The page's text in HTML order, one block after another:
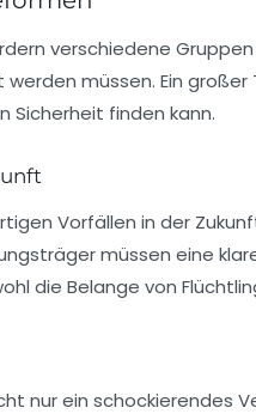
verschiedene
müssen. Ein
Sicherheit finden kann.
Vorfällen in der
müssen eine
die Belange von
nur ein schockierendes